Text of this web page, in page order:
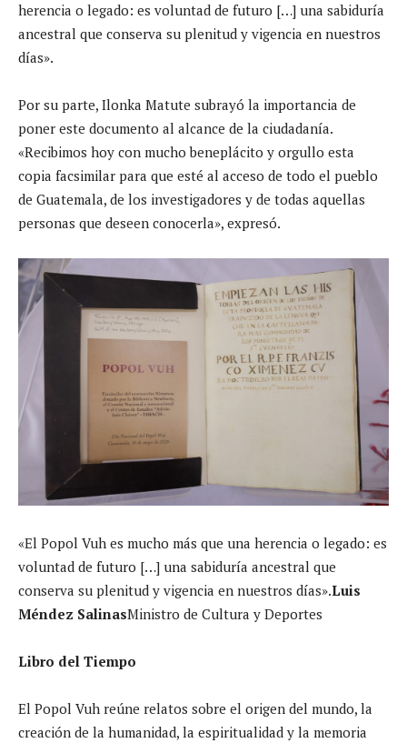
herencia o legado: es voluntad de futuro […] una sabiduría
ancestral que conserva su plenitud y vigencia en nuestros
días».
Por su parte, Ilonka Matute subrayó la importancia de
poner este documento al alcance de la ciudadanía.
«Recibimos hoy con mucho beneplácito y orgullo esta
copia facsimilar para que esté al acceso de todo el pueblo
de Guatemala, de los investigadores y de todas aquellas
personas que deseen conocerla», expresó.
«El Popol Vuh es mucho más que una herencia o legado: es
voluntad de futuro […] una sabiduría ancestral que
conserva su plenitud y vigencia en nuestros días».Luis
Méndez SalinasMinistro de Cultura y Deportes
Libro del Tiempo
El Popol Vuh reúne relatos sobre el origen del mundo, la
creación de la humanidad, la espiritualidad y la memoria